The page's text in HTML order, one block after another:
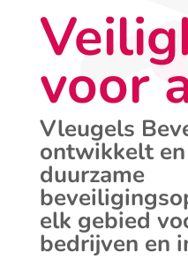
voor
Vleugels
ontwikkelt
duurzame
elk gebied
bedrijven en